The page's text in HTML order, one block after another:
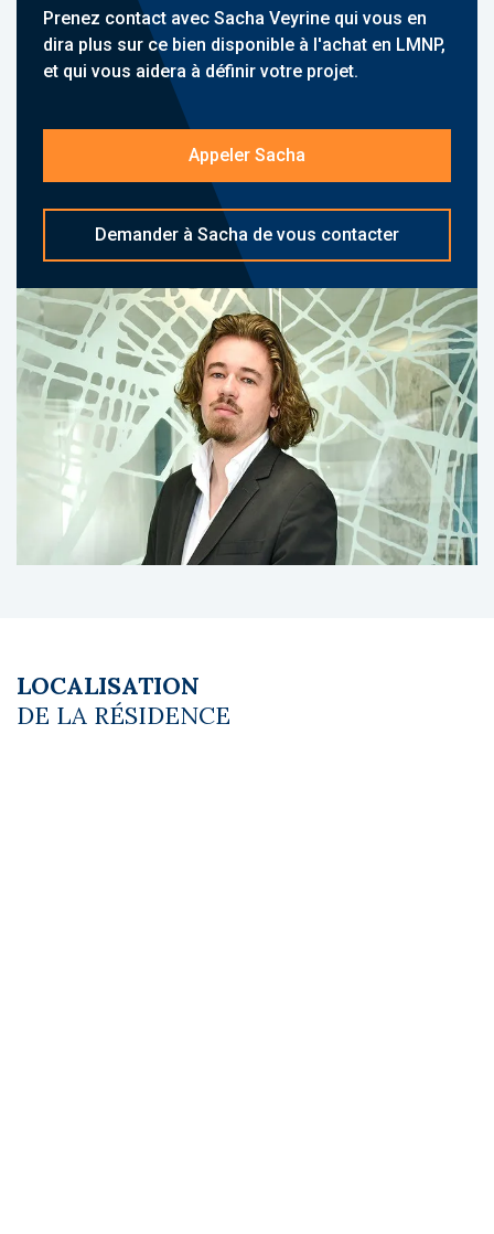
hôteliers. Son emplacement à quelques
minutes du RER A (station Rueil-Malmaison),
proche de La Défense et Paris, renforce son
L'établissement propose un ensemble de
commune, local à vélos, Wi-Fi, parking. La
copropriété comprend 120 logements.
À propos du gestionnaire occupant :
Odalys est un acteur incontournable de la
gestion de résidences de services, avec plus
de 250 établissements en France et en
Europe. Il est reconnu pour la qualité de son
exploitation, son expérience multisectorielle
(tourisme, affaires, étudiants, seniors) et une
gestion professionnelle durable.
Les diagnostics sont en cours de réalisation.
Le coin du LMNP - Sacha Veyrine agent basé
à NEUILLY SUR SEINE - 01 84 78 46 50 - Plus
copropriété (Montant moyen annuel quote-
part du budget prévisionnel vendeur) : 55 €.
Pas de procédure en cours. Honoraires à la
Prenez contact avec Sacha Veyrine qui vous en
dira plus sur ce bien disponible à l'achat en LMNP,
et qui vous aidera à définir votre projet.
Appeler Sacha
Demander à Sacha de vous contacter
LOCALISATION
DE LA RÉSIDENCE